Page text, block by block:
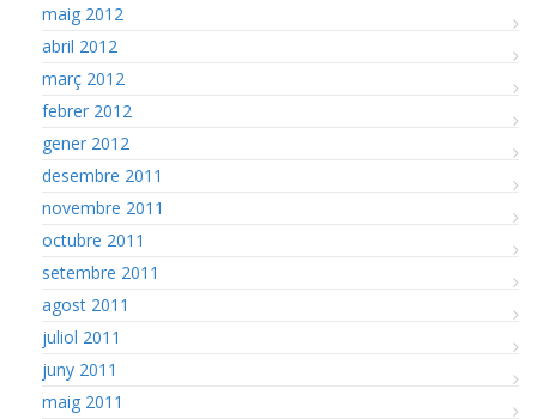
maig 2012
abril 2012
març 2012
febrer 2012
gener 2012
desembre 2011
novembre 2011
octubre 2011
setembre 2011
agost 2011
juliol 2011
juny 2011
maig 2011